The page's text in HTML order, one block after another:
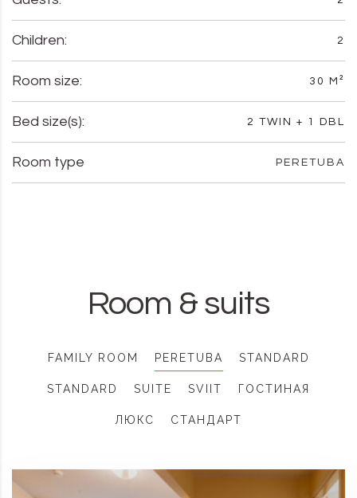
Children: 2
Room size: 30 M²
Bed size(s): 2 TWIN + 1 DBL
Room type PERETUBA
Room & suits
FAMILY ROOM PERETUBA STANDARD
STANDARD SUITE SVIIT ГОСТИНАЯ
ЛЮКС СТАНДАРТ